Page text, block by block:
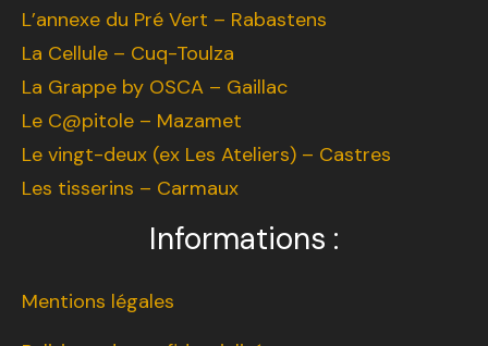
L’annexe du Pré Vert – Rabastens
La Cellule – Cuq-Toulza
La Grappe by OSCA – Gaillac
Le C@pitole – Mazamet
Le vingt-deux (ex Les Ateliers) – Castres
Les tisserins – Carmaux
Informations :
Mentions légales